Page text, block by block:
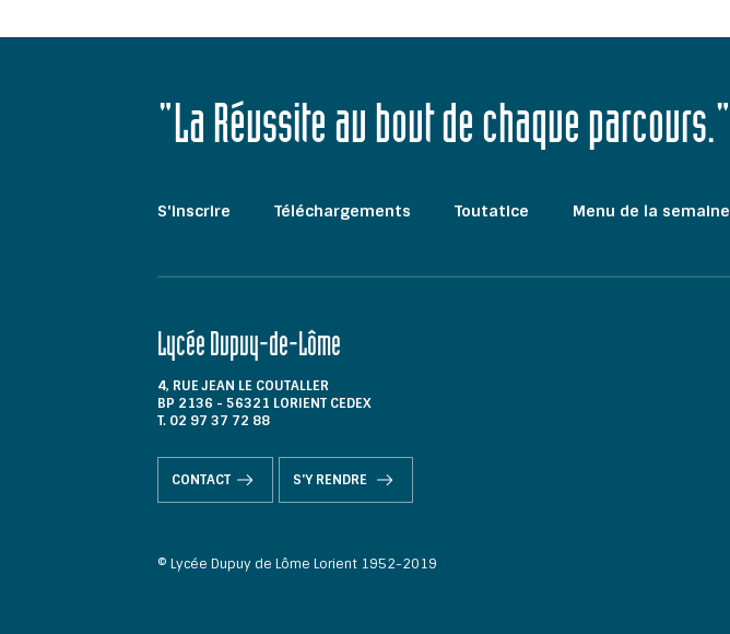
"La Réussite au bout de chaque parcours."
S'inscrire Téléchargements Toutatice Menu de la semaine
Lycée Dupuy-de-Lôme
4, RUE JEAN LE COUTALLER
BP 2136 - 56321 LORIENT CEDEX
T. 02 97 37 72 88
CONTACT S'Y RENDRE
© Lycée Dupuy de Lôme Lorient 1952-2019